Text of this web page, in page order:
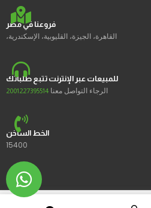
فروعنا في مصر
القاهرة، الجيزة، القليوبية، الإسكندرية،
للمبيعات عبر الإنترنت تتبع طلباتك
الرجاء التواصل معنا 2001227395514
الخط الساخن
15400